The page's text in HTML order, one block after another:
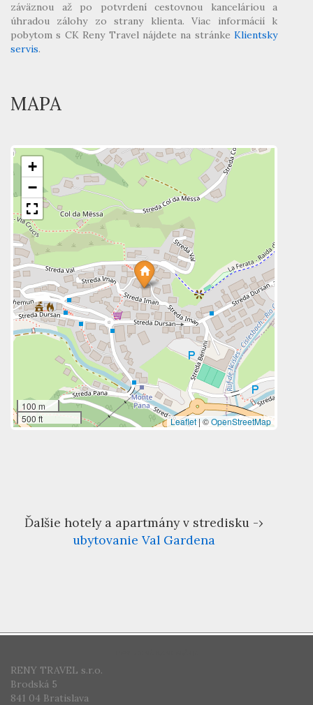
záväznou až po potvrdení cestovnou kanceláriou a
úhradou zálohy zo strany klienta. Viac informácií k
pobytom s CK Reny Travel nájdete na stránke Klientsky
servis.
MAPA
+
−
100 m
500 ft
Leaflet | ©OpenStreetMap
Ďalšie hotely a apartmány v stredisku -›
ubytovanie Val Gardena
RENY TRAVEL s.r.o.
Brodská 5
841 04 Bratislava